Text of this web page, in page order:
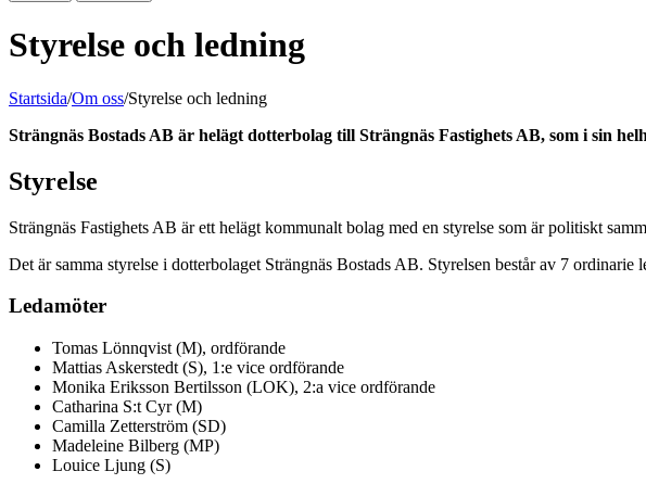
Styrelse och ledning
Startsida/Om oss/Styrelse och ledning
Strängnäs Bostads AB är helägt dotterbolag till Strängnäs Fastighets AB, som i sin
Styrelse
Strängnäs Fastighets AB är ett helägt kommunalt bolag med en styrelse som är politiskt
Det är samma styrelse i dotterbolaget Strängnäs Bostads AB. Styrelsen består av 7 ordinarie
Ledamöter
Tomas Lönnqvist (M), ordförande
Mattias Askerstedt (S), 1:e vice ordförande
Monika Eriksson Bertilsson (LOK), 2:a vice ordförande
Catharina S:t Cyr (M)
Camilla Zetterström (SD)
Madeleine Bilberg (MP)
Louice Ljung (S)